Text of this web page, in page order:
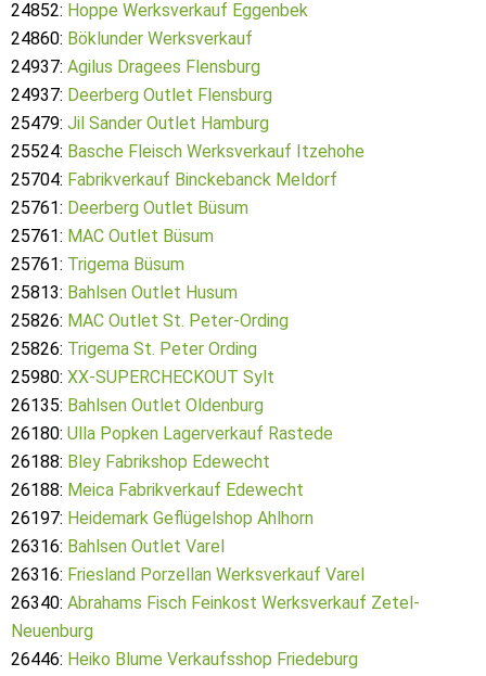
24852: Hoppe Werksverkauf Eggenbek
24860: Böklunder Werksverkauf
24937: Agilus Dragees Flensburg
24937: Deerberg Outlet Flensburg
25479: Jil Sander Outlet Hamburg
25524: Basche Fleisch Werksverkauf Itzehohe
25704: Fabrikverkauf Binckebanck Meldorf
25761: Deerberg Outlet Büsum
25761: MAC Outlet Büsum
25761: Trigema Büsum
25813: Bahlsen Outlet Husum
25826: MAC Outlet St. Peter-Ording
25826: Trigema St. Peter Ording
25980: XX-SUPERCHECKOUT Sylt
26135: Bahlsen Outlet Oldenburg
26180: Ulla Popken Lagerverkauf Rastede
26188: Bley Fabrikshop Edewecht
26188: Meica Fabrikverkauf Edewecht
26197: Heidemark Geflügelshop Ahlhorn
26316: Bahlsen Outlet Varel
26316: Friesland Porzellan Werksverkauf Varel
26340: Abrahams Fisch Feinkost Werksverkauf Zetel-
Neuenburg
26446: Heiko Blume Verkaufsshop Friedeburg